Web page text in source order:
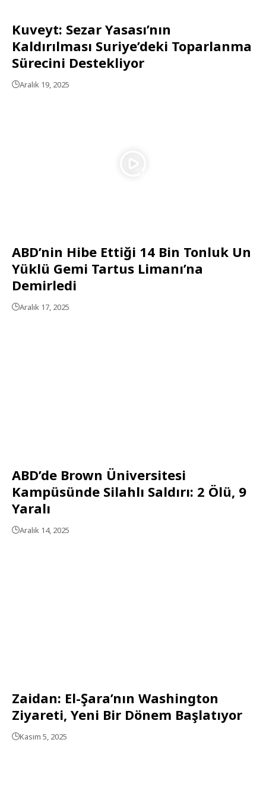
Kuveyt: Sezar Yasası’nın
Kaldırılması Suriye’deki Toparlanma
Sürecini Destekliyor
Aralık 19, 2025
ABD’nin Hibe Ettiği 14 Bin Tonluk Un
Yüklü Gemi Tartus Limanı’na
Demirledi
Aralık 17, 2025
ABD’de Brown Üniversitesi
Kampüsünde Silahlı Saldırı: 2 Ölü, 9
Yaralı
Aralık 14, 2025
Zaidan: El-Şara’nın Washington
Ziyareti, Yeni Bir Dönem Başlatıyor
Kasım 5, 2025